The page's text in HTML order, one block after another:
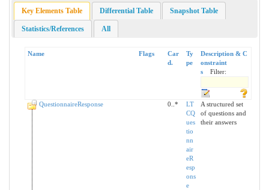
Key Elements Table Differential Table Snapshot Table
Statistics/References All
Name Flags
Car
d.
Ty
pe
Description & C
onstraint
s
Filter:
QuestionnaireResponse 0..*
LT
CQ
ues
tio
nn
air
eR
esp
ons
e
A structured set
of questions and
their answers